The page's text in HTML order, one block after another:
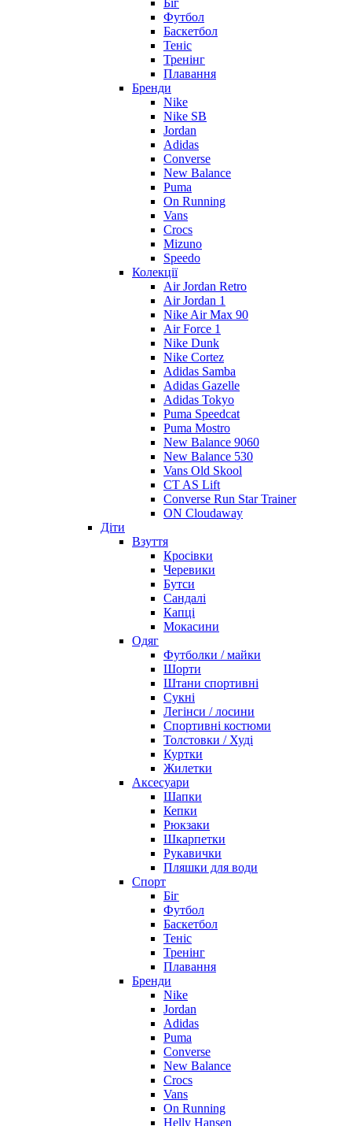
Футбол
Баскетбол
Теніс
Тренінг
Плавання
Бренди
Nike
Nike SB
Jordan
Adidas
Converse
New Balance
Puma
On Running
Vans
Crocs
Mizuno
Speedo
Колекції
Air Jordan Retro
Air Jordan 1
Nike Air Max 90
Air Force 1
Nike Dunk
Nike Cortez
Adidas Samba
Adidas Gazelle
Adidas Tokyo
Puma Speedcat
Puma Mostro
New Balance 9060
New Balance 530
Vans Old Skool
CT AS Lift
Converse Run Star Trainer
ON Cloudaway
Діти
Взуття
Кросівки
Черевики
Бутси
Сандалі
Капці
Мокасини
Одяг
Футболки / майки
Шорти
Штани спортивні
Сукні
Легінси / лосини
Спортивні костюми
Толстовки / Худі
Куртки
Жилетки
Аксесуари
Шапки
Кепки
Рюкзаки
Шкарпетки
Рукавички
Пляшки для води
Спорт
Біг
Футбол
Баскетбол
Теніс
Тренінг
Плавання
Бренди
Nike
Jordan
Adidas
Puma
Converse
New Balance
Crocs
Vans
On Running
Helly Hansen